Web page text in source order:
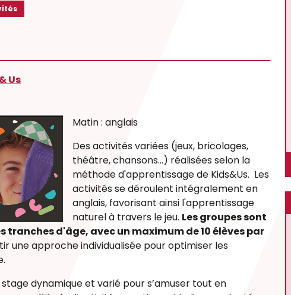
Us
Matin : anglais
Des activités variées (jeux, bricolages,
théâtre, chansons...) réalisées selon la
méthode d'apprentissage de Kids&Us. Les
activités se déroulent intégralement en
anglais, favorisant ainsi l'apprentissage
naturel à travers le jeu. Les groupes sont
tranches d'âge, avec un maximum de 10 élèves par
une approche individualisée pour optimiser les
stage dynamique et varié pour s’amuser tout en